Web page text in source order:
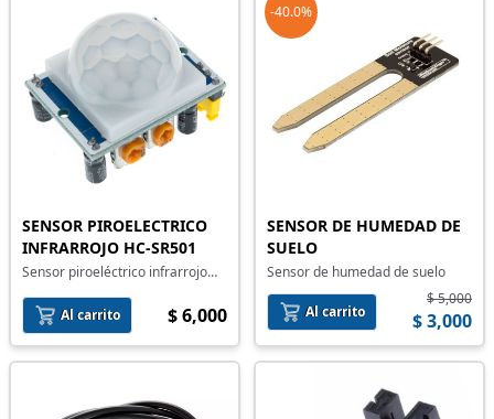
SENSOR PIROELECTRICO
INFRARROJO HC-SR501
Sensor piroeléctrico infrarrojo
Al carrito
$ 6,000
-40.0%
SENSOR DE HUMEDAD DE
SUELO
Sensor de humedad de suelo
Al carrito
$ 5,000
$ 3,000